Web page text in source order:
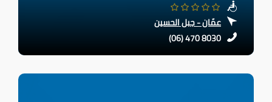
عمّان - جبل الحسين
(06) 470 8030